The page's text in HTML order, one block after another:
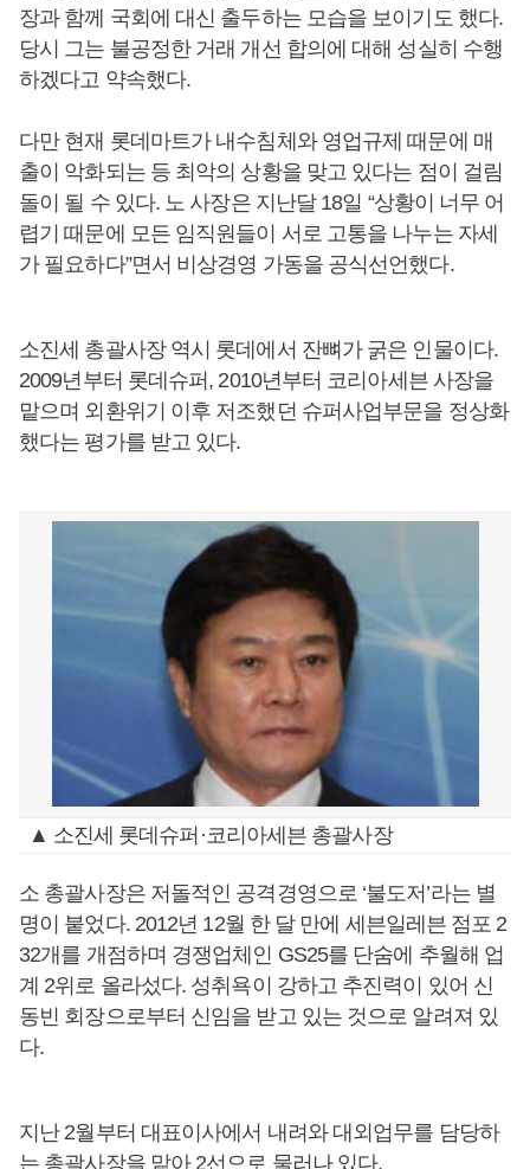
장과 함께 국회에 대신 출두하는 모습을 보이기도 했다.
당시 그는 불공정한 거래 개선 합의에 대해 성실히 수행
하겠다고 약속했다.
다만 현재 롯데마트가 내수침체와 영업규제 때문에 매
출이 악화되는 등 최악의 상황을 맞고 있다는 점이 걸림
돌이 될 수 있다. 노 사장은 지난달 18일 “상황이 너무 어
렵기 때문에 모든 임직원들이 서로 고통을 나누는 자세
가 필요하다”면서 비상경영 가동을 공식선언했다.
소진세 총괄사장 역시 롯데에서 잔뼈가 굵은 인물이다.
2009년부터 롯데슈퍼, 2010년부터 코리아세븐 사장을
맡으며 외환위기 이후 저조했던 슈퍼사업부문을 정상화
했다는 평가를 받고 있다.
▲ 소진세 롯데슈퍼·코리아세븐 총괄사장
소 총괄사장은 저돌적인 공격경영으로 ‘불도저’라는 별
명이 붙었다. 2012년 12월 한 달 만에 세븐일레븐 점포 2
32개를 개점하며 경쟁업체인 GS25를 단숨에 추월해 업
계 2위로 올라섰다. 성취욕이 강하고 추진력이 있어 신
동빈 회장으로부터 신임을 받고 있는 것으로 알려져 있
다.
지난 2월부터 대표이사에서 내려와 대외업무를 담당하
는 총괄사장을 맡아 2선으로 물러나 있다.